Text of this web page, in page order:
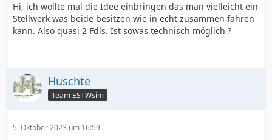
Hi, ich wollte mal die Idee einbringen das man vielleicht ein
Stellwerk was beide besitzen wie in echt zusammen fahren
kann. Also quasi 2 Fdls. Ist sowas technisch möglich ?
Huschte
Team ESTWsim
5. Oktober 2023 um 16:59